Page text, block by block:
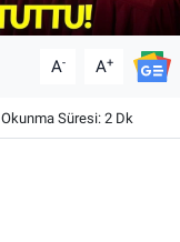
A- A+
Okunma Süresi: 2 Dk